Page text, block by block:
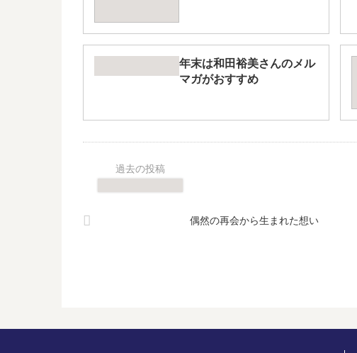
年末は和田裕美さんのメル
マガがおすすめ
偶然の再会から生まれた想い